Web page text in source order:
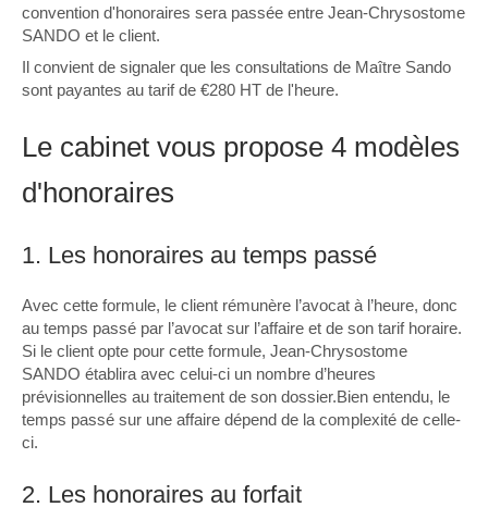
convention d'honoraires sera passée entre Jean-Chrysostome
SANDO et le client.
Il convient de signaler que les consultations de Maître Sando
sont payantes au tarif de €280 HT de l'heure.
Le cabinet vous propose 4 modèles
d'honoraires
1. Les honoraires au temps passé
Avec cette formule, le client rémunère l’avocat à l’heure, donc
au temps passé par l’avocat sur l’affaire et de son tarif horaire.
Si le client opte pour cette formule, Jean-Chrysostome
SANDO établira avec celui-ci un nombre d’heures
prévisionnelles au traitement de son dossier.Bien entendu, le
temps passé sur une affaire dépend de la complexité de celle-
ci.
2. Les honoraires au forfait